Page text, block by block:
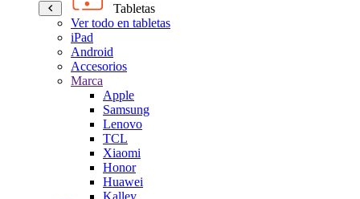
Tabletas
Ver todo en tabletas
iPad
Android
Accesorios
Marca
Apple
Samsung
Lenovo
TCL
Xiaomi
Honor
Huawei
Kalley